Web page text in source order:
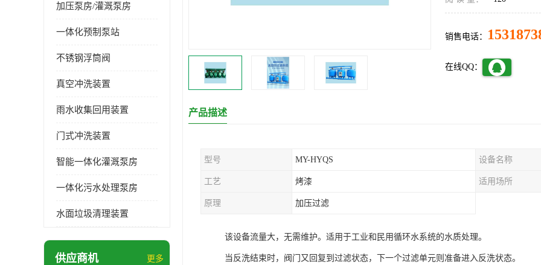
加压泵房/灌溉泵房
一体化预制泵站
不锈钢浮筒阀
真空冲洗装置
雨水收集回用装置
门式冲洗装置
智能一体化灌溉泵房
一体化污水处理泵房
水面垃圾清理装置
供应商机 更多
销售电话：
在线QQ：
产品描述
型号 MY-HYQS 设备名称
工艺 烤漆 适用场所
原理 加压过滤
该设备流量大，无需维护。适用于工业和民用循环水系统的水质处理。
当反洗结束时，阀门又回复到过滤状态，下一个过滤单元则准备进入反洗状态。